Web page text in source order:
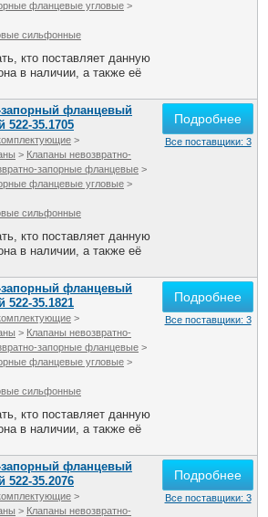
фланцевые угловые >
сильфонные
кто поставляет данную
в наличии, а также её
запорный фланцевый
35.1705
>
> Клапаны невозвратно-
запорные фланцевые >
фланцевые угловые >
сильфонные
кто поставляет данную
в наличии, а также её
Подробнее
Все поставщики: 3
запорный фланцевый
35.1821
>
> Клапаны невозвратно-
запорные фланцевые >
фланцевые угловые >
сильфонные
кто поставляет данную
в наличии, а также её
Подробнее
Все поставщики: 3
запорный фланцевый
35.2076
>
> Клапаны невозвратно-
Подробнее
Все поставщики: 3